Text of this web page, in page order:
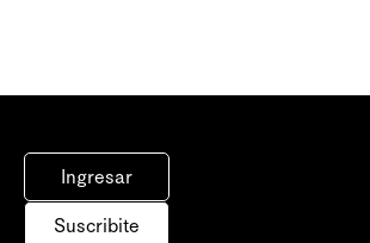
Ingresar
Suscribite